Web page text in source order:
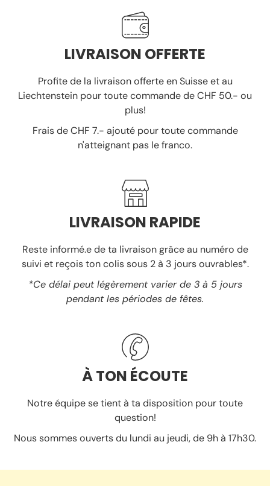
LIVRAISON OFFERTE
Profite de la livraison offerte en Suisse et au
Liechtenstein pour toute commande de CHF 50.- ou
plus!
Frais de CHF 7.- ajouté pour toute commande
n'atteignant pas le franco.
LIVRAISON RAPIDE
Reste informé.e de ta livraison grâce au numéro de
suivi et reçois ton colis sous 2 à 3 jours ouvrables*.
*Ce délai peut légèrement varier de 3 à 5 jours
pendant les périodes de fêtes.
À TON ÉCOUTE
Notre équipe se tient à ta disposition pour toute
question!
Nous sommes ouverts du lundi au jeudi, de 9h à 17h30.